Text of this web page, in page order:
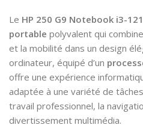
Le HP 250 G9 Notebook i3-
portable polyvalent qui
et la mobilité dans un design
ordinateur, équipé d’un
offre une expérience
adaptée à une variété de
travail professionnel, la
divertissement multimédia.